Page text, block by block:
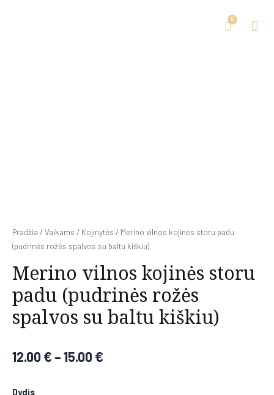
Pradžia /Vaikams / Kojinytės / Merino vilnos kojinės storu padu
(pudrinės rožės spalvos su baltu kiškiu)
Merino vilnos kojinės storu
padu (pudrinės rožės
spalvos su baltu kiškiu)
12.00€ –15.00€
Dydis